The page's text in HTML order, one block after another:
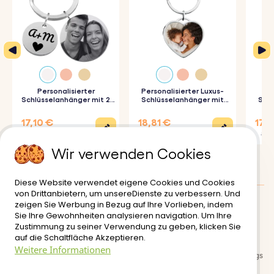
zeigen, das dich repräsentiert.
♥ Hochwertige Qualität: Dieser Schlüsselanhänger ist
aus hochwertigen Materialien gefertigt und sieht nicht
nur gut aus, sondern ist auch sehr elegant und
alltagstauglich.
♥ Persönlich Note:Füge deinen Namen oder eine kurze
Nachricht zum Tierkreiszeichen hinzu, damit dieser
♥ Durchdachtes Geschenk:Dieser Anhänger ist ideal für
Anlässe und ist ein bedeutungsvolles und persönliches
Geschenk, das die Individualität feiert.
So funktioniert's:
Personalisierter
Schlüsselanhänger mit 2
17,10 €
Personalisierter Luxus-
Schlüsselanhänger mit
18,81 €
Lieferung
Nutzungsbedinungen
Sichere zahlungsabwicklung
Rückgabe- und Rückerstattungs
Kundenbewertungen: 0/5
Wir verwenden Cookies
Diese Website verwendet eigene Cookies und Cookies
von Drittanbietern, um unsereDienste zu verbessern. Und
zeigen Sie Werbung in Bezug auf Ihre Vorlieben, indem
Sie Ihre Gewohnheiten analysieren navigation. Um Ihre
Zustimmung zu seiner Verwendung zu geben, klicken Sie
auf die Schaltfläche Akzeptieren.
Weitere Informationen